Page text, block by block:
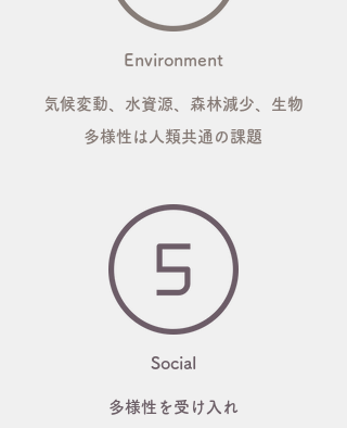
Environment
​気候変動、水資源、森林減少、生物
多様性は人類共通の課題
Social
多様性を受け入れ